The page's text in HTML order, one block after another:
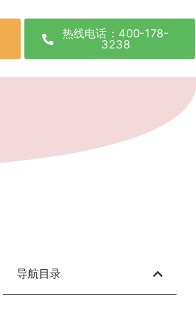
热线电话：400-178-
3238
导航目录